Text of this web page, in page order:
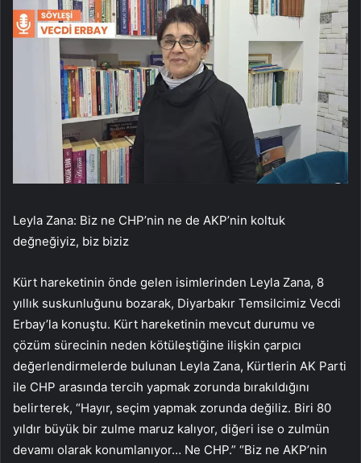
Leyla Zana: Biz ne CHP’nin ne de AKP’nin koltuk
değneğiyiz, biz biziz
Kürt hareketinin önde gelen isimlerinden Leyla Zana, 8
yıllık suskunluğunu bozarak, Diyarbakır Temsilcimiz Vecdi
Erbay’la konuştu. Kürt hareketinin mevcut durumu ve
çözüm sürecinin neden kötüleştiğine ilişkin çarpıcı
değerlendirmelerde bulunan Leyla Zana, Kürtlerin AK Parti
ile CHP arasında tercih yapmak zorunda bırakıldığını
belirterek, “Hayır, seçim yapmak zorunda değiliz. Biri 80
yıldır büyük bir zulme maruz kalıyor, diğeri ise o zulmün
devamı olarak konumlanıyor… Ne CHP.” “Biz ne AKP’nin